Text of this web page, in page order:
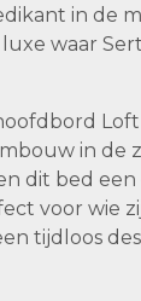
in de
waar
in de
dit bed
voor wie
tijdloos